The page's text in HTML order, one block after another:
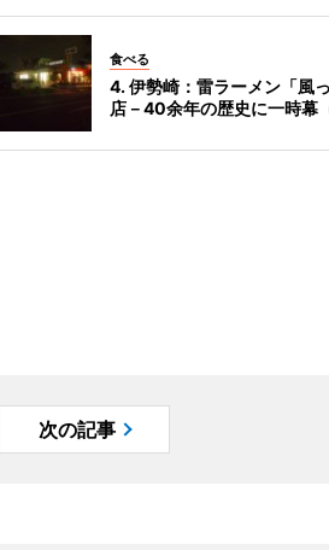
食べる
4. 伊勢崎：雷ラーメン「風
店－40余年の歴史に一時幕
次の記事